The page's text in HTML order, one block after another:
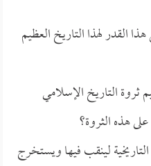
القدر لهذا التاريخ العظيم
ثروة التاريخ الإسلامي
هذه الثروة؟
لينقب فيها ويستخرج